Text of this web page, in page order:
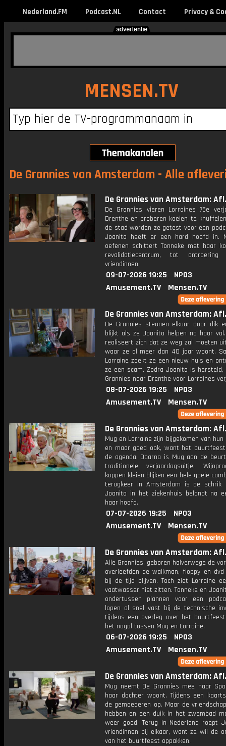
Nederland.FM Podcast.NL Contact Privacy &
MENSEN.TV
De Grannies van Amsterdam - Alle
De Grannies van Amsterdam:
De Grannies vieren Lorraines 75e
Drenthe en proberen koeien te
de stad worden ze getest voor een
Joanita heeft er een hard hoofd in.
oefenen schittert Tonneke met haar
revalidatiecentrum, tot
vriendinnen.
09-07-2026 19:25
NPO3
Amusement.TV
Mensen.TV
De Grannies van Amsterdam:
De Grannies steunen elkaar door dik
blijkt als ze Joanita helpen na haar
realiseert zich dat ze weg zal moeten
waar ze al meer dan 40 jaar woont.
Lorraine zoekt ze een nieuw huis en
ze een scam. Zodra Joanita is hersteld,
Grannies naar Drenthe voor Lorraines
08-07-2026 19:25
NPO3
Amusement.TV
Mensen.TV
De Grannies van Amsterdam:
Mug en Lorraine zijn bijgekomen van hun
en maar goed ook, want het
de agenda. Daarna is Mug aan de
traditionele verjaardagsuitje.
koppen kleien blijken een hele goeie
terugkeer in Amsterdam is de schrik
Joanita in het ziekenhuis belandt na
haar hoofd.
07-07-2026 19:25
NPO3
Amusement.TV
Mensen.TV
De Grannies van Amsterdam:
Alle Grannies, geboren halverwege de
overleefden de walkman, floppy en
bij de tijd blijven. Toch ziet Lorraine
vaatwasser niet zitten. Tonneke en
ondertussen plannen voor een
lopen al snel vast bij de technische
tijdens een overleg over het
het nogal tussen Mug en Lorraine.
06-07-2026 19:25
NPO3
Amusement.TV
Mensen.TV
De Grannies van Amsterdam:
Mug neemt De Grannies mee naar
haar dochter woont. Tijdens een
de gemoederen op. Maar de
hebben en een duik in het zwembad
weer goed. Terug in Nederland roept
vriendinnen bij elkaar, want ze wil de
van het buurtfeest oppakken.